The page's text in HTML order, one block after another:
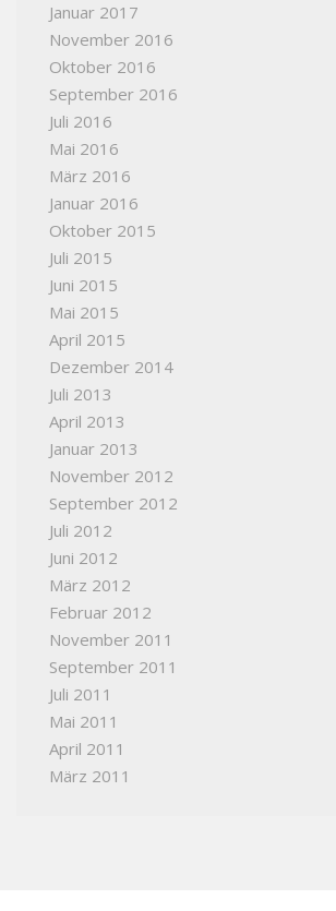
Januar 2017
November 2016
Oktober 2016
September 2016
Juli 2016
Mai 2016
März 2016
Januar 2016
Oktober 2015
Juli 2015
Juni 2015
Mai 2015
April 2015
Dezember 2014
Juli 2013
April 2013
Januar 2013
November 2012
September 2012
Juli 2012
Juni 2012
März 2012
Februar 2012
November 2011
September 2011
Juli 2011
Mai 2011
April 2011
März 2011